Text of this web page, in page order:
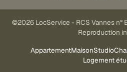
©2026 LocService - RCS Vannes n°
Reproduction
AppartementMaisonStudio
Logement